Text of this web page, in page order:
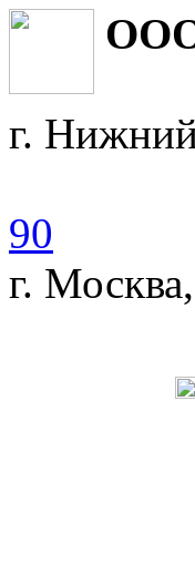
г.
90
г.